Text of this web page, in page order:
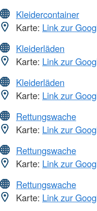
Kleidercontainer
Karte: Link zur
Kleiderläden
Karte: Link zur
Kleiderläden
Karte: Link zur
Rettungswache
Karte: Link zur
Rettungswache
Karte: Link zur
Rettungswache
Karte: Link zur